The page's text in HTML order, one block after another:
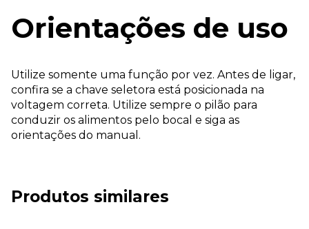
Orientações de uso
Utilize somente uma função por vez. Antes de ligar,
confira se a chave seletora está posicionada na
voltagem correta. Utilize sempre o pilão para
conduzir os alimentos pelo bocal e siga as
orientações do manual.
Produtos similares